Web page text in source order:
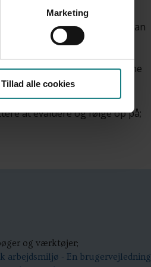
Marketing
Tillad alle cookies
kredse, når det
og amtskredskontorer kan
til en snak, som kunne
har afprøvet
Og en tredje har noteret
at evaluere og følge op på;
og værktøjer;
arbejdsmiljø - En brugervejledning